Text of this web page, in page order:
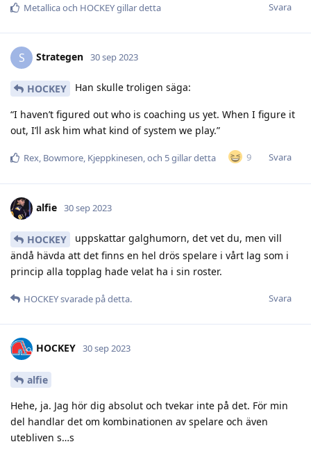
Svara
Metallicaoch HOCKEYgillar detta
S Strategen 30 sep 2023
HOCKEY Han skulle troligen säga:
“I haven’t figured out who is coaching us yet. When I figure it
out, I’ll ask him what kind of system we play.”
9 Svara
Rex, Bowmore, Kjeppkinesen, och 5gillar detta
alfie 30 sep 2023
HOCKEY
uppskattar galghumorn, det vet du, men vill
ändå hävda att det finns en hel drös spelare i vårt lag som i
princip alla topplag hade velat ha i sin roster.
Svara
HOCKEYsvarade på detta.
HOCKEY 30 sep 2023
alfie
Hehe, ja. Jag hör dig absolut och tvekar inte på det. För min
del handlar det om kombinationen av spelare och även
utebliven s…s